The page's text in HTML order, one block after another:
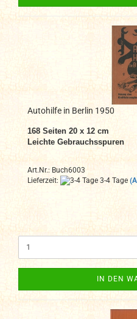
Autohilfe in Berlin 1950
168 Seiten 20 x 12 cm
Leichte Gebrauchsspuren
Art.Nr.: Buch6003
Lieferzeit:
3-4 Tage
IN DEN